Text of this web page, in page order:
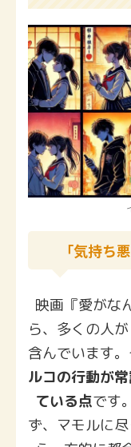
「気持ち
映画『愛がな
ら、多くの人
含んでいます。
ルコの行動が
ている点です
ず、マモルに